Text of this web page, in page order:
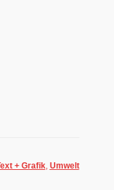
+ Grafik, Umwelt